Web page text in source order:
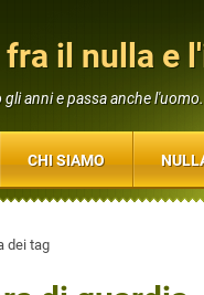
fra il nulla e
gli anni e passa anche l'uomo.
dei tag
CHI SIAMO